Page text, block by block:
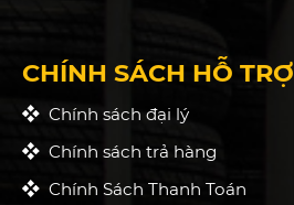
CHÍNH SÁCH HỖ TRỢ
Chính sách đại lý
Chính sách trả hàng
Chính Sách Thanh Toán